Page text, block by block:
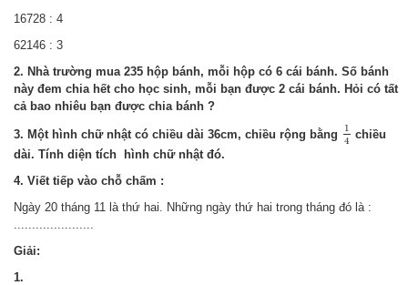
16728 : 4
62146 : 3
2. Nhà trường mua 235 hộp bánh, mỗi hộp có 6 cái bánh. Số bánh
này đem chia hết cho học sinh, mỗi bạn được 2 cái bánh. Hỏi có tất
cả bao nhiêu bạn được chia bánh ?
3. Một hình chữ nhật có chiều dài 36cm, chiều rộng bằng
1
4
1
chiều
dài. Tính diện tích hình chữ nhật đó.
4. Viết tiếp vào chỗ chấm :
Ngày 20 tháng 11 là thứ hai. Những ngày thứ hai trong tháng đó là :
Giải:
1.